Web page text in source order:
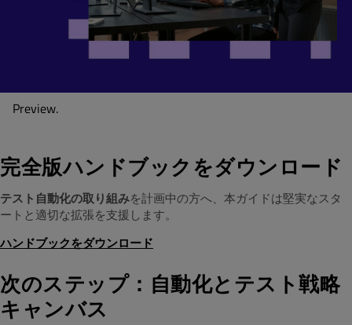
Preview.
完全版ハンドブックをダウンロード
テスト自動化の取り組みを計画中の方へ、本ガイドは堅実なスタ
ートと適切な拡張を支援します。
ハンドブックをダウンロード
次のステップ：自動化とテスト戦略
キャンバス